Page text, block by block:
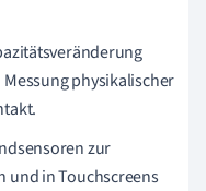
physikalischer
zur
und in Touchscreens